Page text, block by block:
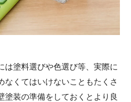
塗料選びや色選び等、実際に
なくてはいけないこともたくさ
塗装の準備をしておくとより良